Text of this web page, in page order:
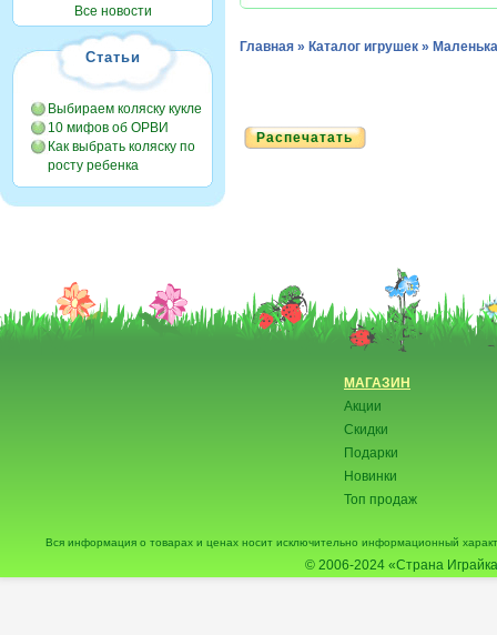
Все новости
Статьи
Выбираем коляску кукле
10 мифов об ОРВИ
Как выбрать коляску по
росту ребенка
Главная » Каталог игрушек »
Распечатать
МАГАЗИН
Акции
Скидки
Подарки
Новинки
Топ продаж
Вся информация о товарах и ценах носит исключительно информационный
© 2006-2024 «Страна